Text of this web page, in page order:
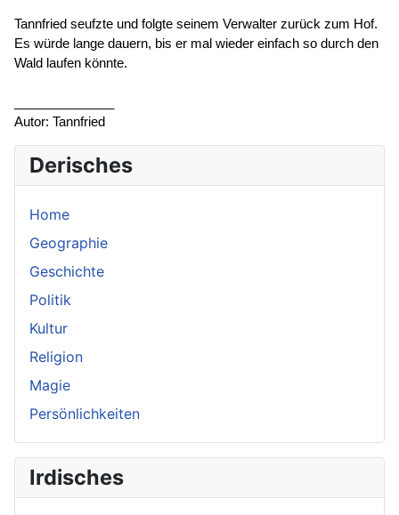
Derisches
Home
Geographie
Geschichte
Politik
Kultur
Religion
Magie
Persönlichkeiten
Irdisches
Tannfried seufzte und folgte seinem Verwalter zurück zum Hof.
Es würde lange dauern, bis er mal wieder einfach so durch den
Wald laufen könnte.
Autor: Tannfried